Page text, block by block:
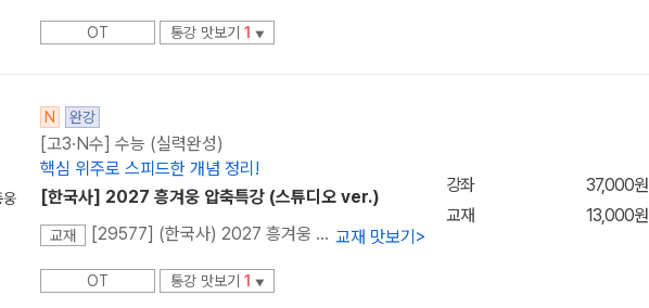
OT 통강 맛보기 1 ▼
웅
N 완강
[고3·N수] 수능 (실력완성)
핵심 위주로 스피드한 개념 정리!
[한국사] 2027 흥겨웅 압축특강 (스튜디오 ver.)
교재 [29577] (한국사) 2027 흥겨웅 압축특강 교재 맛보기>
OT 통강 맛보기 1 ▼
강좌
37,000원
교재
13,000원